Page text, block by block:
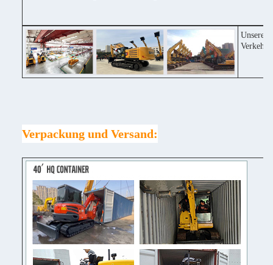
Unsere
Verpackung und Versand: